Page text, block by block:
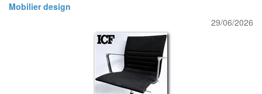
Mobilier design
29/06/2026